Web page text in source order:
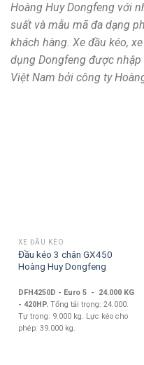
Hoàng Huy Dongfeng với
suất và mẫu mã đa dạng
khách hàng. Xe đầu kéo,
dụng Dongfeng được
Việt Nam bởi công ty
XE ĐẦU KÉO
Đầu kéo 3 chân GX450
Hoàng Huy Dongfeng
DFH4250D - Euro 5 - 24.000 KG
- 420HP.Tổng tải trọng: 24.000.
Tự trọng: 9.000 kg. Lực kéo cho
phép: 39.000 kg.